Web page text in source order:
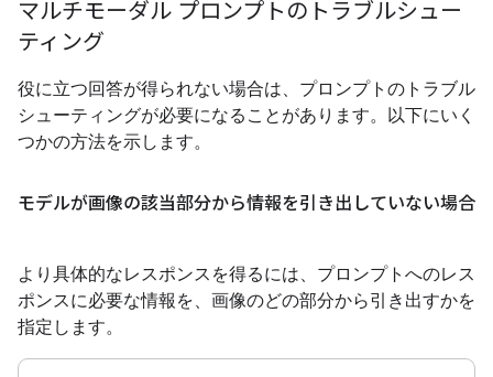
マルチモーダル プロンプトのトラブルシュー
ティング
役に立つ回答が得られない場合は、プロンプトのトラブル
シューティングが必要になることがあります。以下にいく
つかの方法を示します。
モデルが画像の該当部分から情報を引き出していない場合
より具体的なレスポンスを得るには、プロンプトへのレス
ポンスに必要な情報を、画像のどの部分から引き出すかを
指定します。